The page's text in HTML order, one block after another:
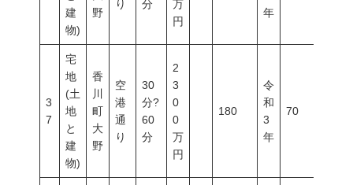
建
物)
野
り 分
万
円
年
3
7
宅
地
(土
地
と
建
物)
香
川
町
大
野
空
港
通
り
30
分?
60
分
2
3
0
0
万
円
180
令
和
3
年
70